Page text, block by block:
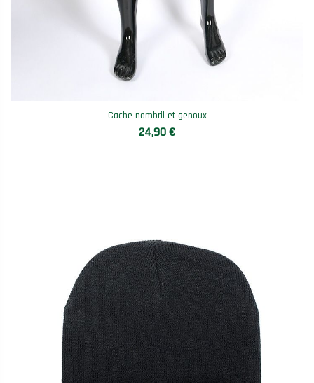
Cache nombril et genoux
24,90 €